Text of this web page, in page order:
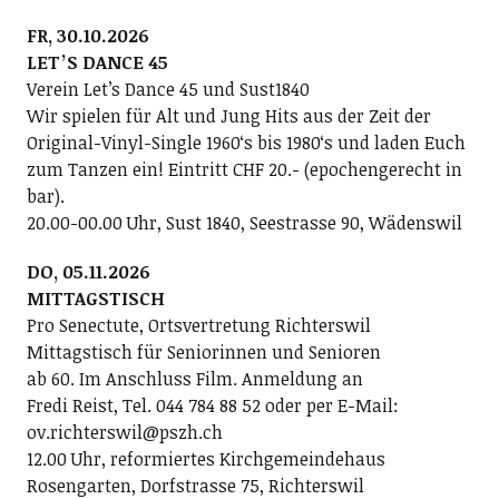
FR, 30.10.2026
LETʼS DANCE 45
Verein Letʼs Dance 45 und Sust1840
Wir spielen für Alt und Jung Hits aus der Zeit der
Original-Vinyl-Single 1960ʻs bis 1980ʻs und laden Euch
zum Tanzen ein! Eintritt CHF 20.- (epochengerecht in
bar).
20.00-00.00 Uhr, Sust 1840, Seestrasse 90, Wädenswil
DO, 05.11.2026
MITTAGSTISCH
Pro Senectute, Ortsvertretung Richterswil
Mittagstisch für Seniorinnen und Senioren
ab 60. Im Anschluss Film. Anmeldung an
Fredi Reist, Tel. 044 784 88 52 oder per E-Mail:
ov.richterswil@pszh.ch
12.00 Uhr, reformiertes Kirchgemeindehaus
Rosengarten, Dorfstrasse 75, Richterswil